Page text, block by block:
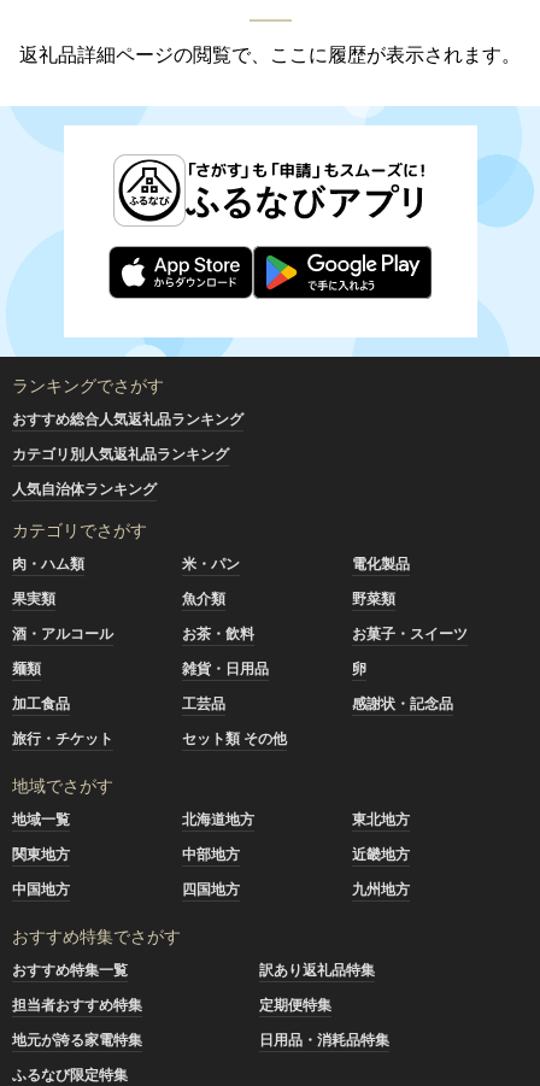
返礼品詳細ページの閲覧で、ここに履歴が表示されます。
ランキングでさがす
おすすめ総合人気返礼品ランキング
カテゴリ別人気返礼品ランキング
人気自治体ランキング
カテゴリでさがす
肉・ハム類 米・パン
電化製品
果実類
魚介類
野菜類
酒・アルコール
お茶・飲料
お菓子・スイーツ
麺類
雑貨・日用品
卵
加工食品
工芸品
感謝状・記念品
旅行・チケット
セット類 その他
地域でさがす
地域一覧 北海道地方
東北地方
関東地方
中部地方
近畿地方
中国地方
四国地方 九州地方
おすすめ特集でさがす
おすすめ特集一覧
訳あり返礼品特集
担当者おすすめ特集
定期便特集
地元が誇る家電特集
日用品・消耗品特集
ふるなび限定特集